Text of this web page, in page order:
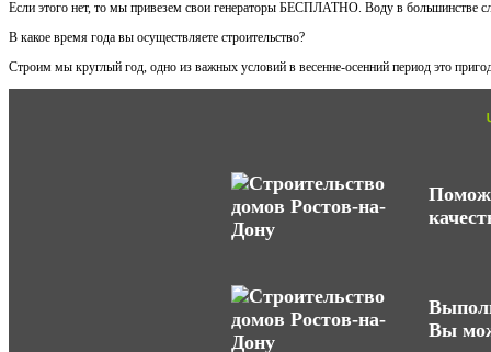
Если этого нет, то мы привезем свои генераторы БЕСПЛАТНО. Воду в большинстве
В какое время года вы осуществляете строительство?
Строим мы круглый год, одно из важных условий в весенне-осенний период это
Вы